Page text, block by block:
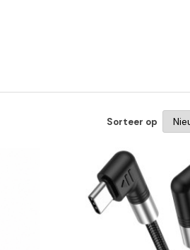
Sorteer op